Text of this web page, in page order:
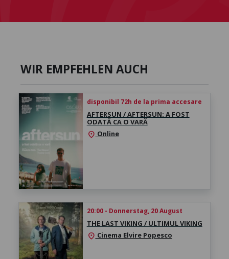
WIR EMPFEHLEN AUCH
disponibil 72h de la prima accesare
AFTERSUN / AFTERSUN: A FOST
ODATĂ CA O VARĂ
location_on Online
20:00 - Donnerstag, 20 August
THE LAST VIKING / ULTIMUL VIKING
location_on Cinema Elvire Popesco